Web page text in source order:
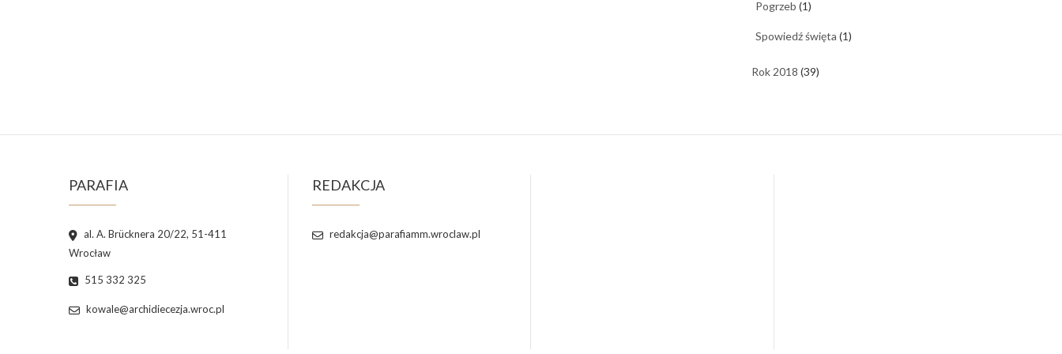
Pogrzeb (1)
Spowiedź święta (1)
Rok 2018 (39)
PARAFIA
al. A. Brücknera 20/22, 51-411
Wrocław
515 332 325
kowale@archidiecezja.wroc.pl
REDAKCJA
redakcja@parafiamm.wroclaw.pl